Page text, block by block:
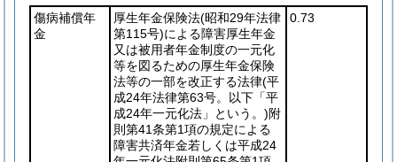
傷病補償年
金
厚生年金保険法(昭和29年法律
第115号)による障害厚生年金
又は被用者年金制度の一元化
等を図るための厚生年金保険
法等の一部を改正する法律(平
成24年法律第63号。以下「平
成24年一元化法」という。)附
則第41条第1項の規定による
障害共済年金若しくは平成24
0.73